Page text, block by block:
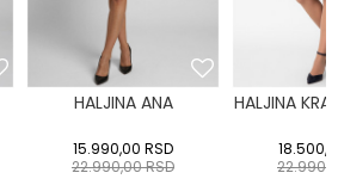
HALJINA ANA
15.990,00 RSD
22.990,00RSD
HALJINA